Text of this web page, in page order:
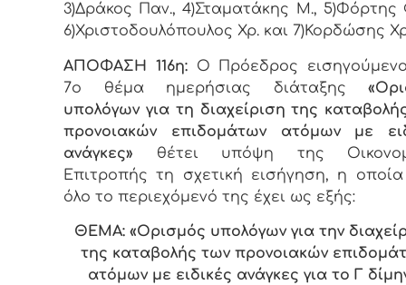
3)Δράκος Παν., 4)Σταματάκης Μ., 5)Φόρτης
6)Χριστοδουλόπουλος Χρ. και 7)Κορδώσης
ΑΠΟΦΑΣΗ 116η:Ο Πρόεδρος
7ο θέμα ημερήσιας διάταξης
υπολόγων για τη διαχείριση της
προνοιακών επιδομάτων ατόμων με
ανάγκες» θέτει υπόψη της
Επιτροπής τη σχετική εισήγηση, η οποία
όλο το περιεχόμενό της έχει ως εξής:
ΘΕΜΑ: «Ορισμός υπολόγων για την
της καταβολής των προνοιακών
ατόμων με ειδικές ανάγκες για το Γ